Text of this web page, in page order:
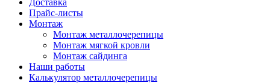
Доставка
Прайс-листы
Монтаж
Монтаж металлочерепицы
Монтаж мягкой кровли
Монтаж сайдинга
Наши работы
Калькулятор металлочерепицы